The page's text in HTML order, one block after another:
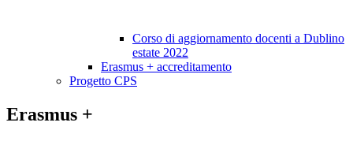
Corso di aggiornamento docenti a Dublino
estate 2022
Erasmus + accreditamento
Progetto CPS
Erasmus +